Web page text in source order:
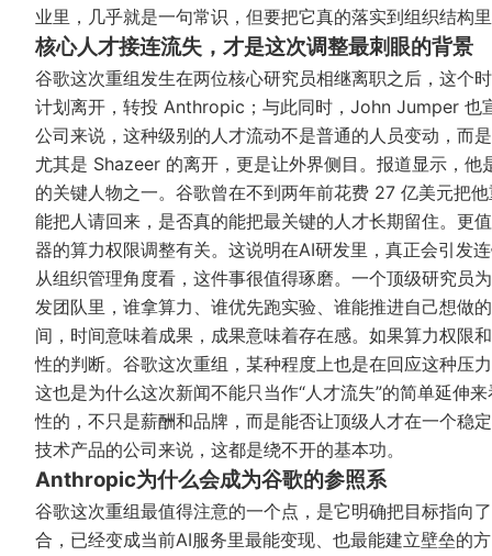
业里，几乎就是一句常识，但要把它真的落实到组织结构
核心人才接连流失，才是这次调整最刺眼的背景
谷歌这次重组发生在两位核心研究员相继离职之后，这
计划离开，转投 Anthropic；与此同时，John Jumper
公司来说，这种级别的人才流动不是普通的人员变动，而
尤其是 Shazeer 的离开，更是让外界侧目。报道显示，
的关键人物之一。谷歌曾在不到两年前花费 27 亿美元把
能把人请回来，是否真的能把最关键的人才长期留住。更
器的算力权限调整有关。这说明在AI研发里，真正会引发
从组织管理角度看，这件事很值得琢磨。一个顶级研究员
发团队里，谁拿算力、谁优先跑实验、谁能推进自己想做
间，时间意味着成果，成果意味着存在感。如果算力权限
性的判断。谷歌这次重组，某种程度上也是在回应这种压
这也是为什么这次新闻不能只当作“人才流失”的简单延伸
性的，不只是薪酬和品牌，而是能否让顶级人才在一个稳
技术产品的公司来说，这都是绕不开的基本功。
Anthropic为什么会成为谷歌的参照系
谷歌这次重组最值得注意的一个点，是它明确把目标指
合，已经变成当前AI服务里最能变现、也最能建立壁垒的